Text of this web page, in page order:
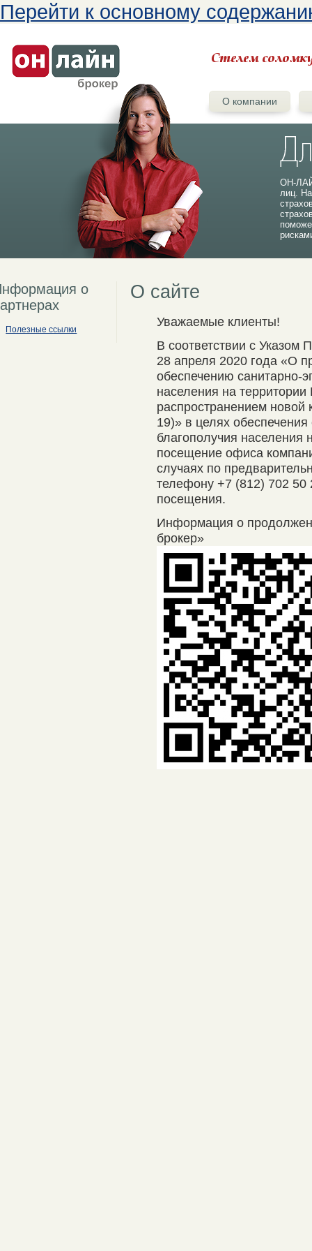
Перейти к основному
О компании
ОН-
лиц.
о
Полезные ссылки
О сайте
Уважаемые клиенты!
В соответствии с Указом
28 апреля 2020 года «О
обеспечению санитарно-
населения на
распространением новой
19)» в целях
благополучия населения
посещение офиса
случаях по
телефону +7 (812) 702 50
посещения.
Информация о
брокер»